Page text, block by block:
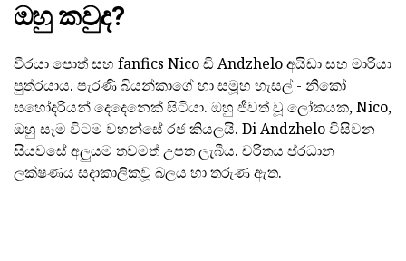
ඔහු කවුද?
වීරයා පොත් සහ fanfics Nico ඩි Andzhelo අයිඩා සහ මාරියා
පුත්රයාය. පැරණි බියන්කාගේ හා සමූහ හැසල් - නිකෝ
සහෝදරියන් දෙදෙනෙක් සිටියා. ඔහු ජීවත් වූ ලෝකයක, Nico,
ඔහු සෑම විටම වහන්සේ රජ කියලයි. Di Andzhelo විසිවන
සියවසේ අලුයම තවමත් උපත ලැබීය. චරිතය ප්රධාන
ලක්ෂණය සදාකාලිකවූ බලය හා තරුණ ඇත.